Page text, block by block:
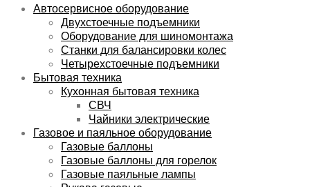
Автосервисное оборудование
Двухстоечные подъемники
Оборудование для шиномонтажа
Станки для балансировки колес
Четырехстоечные подъемники
Бытовая техника
Кухонная бытовая техника
СВЧ
Чайники электрические
Газовое и паяльное оборудование
Газовые баллоны
Газовые баллоны для горелок
Газовые паяльные лампы